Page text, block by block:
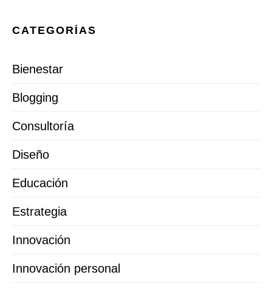
CATEGORÍAS
Bienestar
Blogging
Consultoría
Diseño
Educación
Estrategia
Innovación
Innovación personal